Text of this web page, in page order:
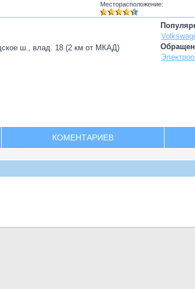
Месторасположение:
ш., влад. 18 (2 км от МКАД)
КОМЕНТАРИЕВ